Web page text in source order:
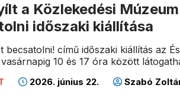
a Közlekedési
időszaki kiállítása
becsatolni! című időszaki kiállítás az
10 és 17 óra között
2026. június 22. Szabó